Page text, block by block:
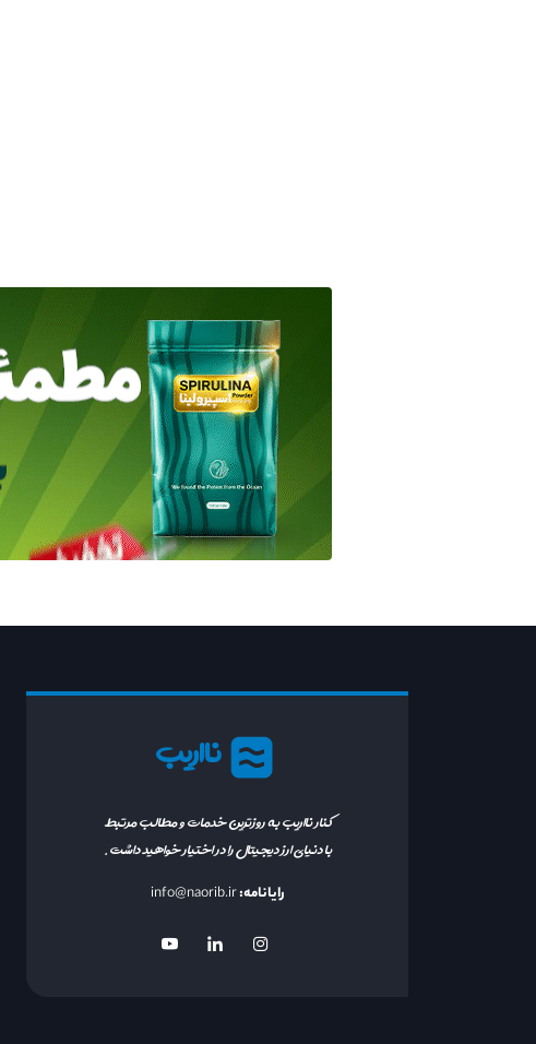
نااریب
کنار نااریب به روزترین خدمات و مطالب مرتبط
با دنیای ارز دیجیتال را در اختیار خواهید داشت.
رایانامه:info@naorib.ir